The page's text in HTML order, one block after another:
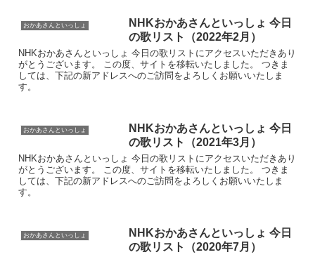
おかあさんといっしょ
NHKおかあさんといっしょ 今日
の歌リスト（2022年2月）
NHKおかあさんといっしょ 今日の歌リストにアクセスいただきあり
がとうございます。 この度、サイトを移転いたしました。 つきま
しては、下記の新アドレスへのご訪問をよろしくお願いいたしま
す。
おかあさんといっしょ
NHKおかあさんといっしょ 今日
の歌リスト（2021年3月）
NHKおかあさんといっしょ 今日の歌リストにアクセスいただきあり
がとうございます。 この度、サイトを移転いたしました。 つきま
しては、下記の新アドレスへのご訪問をよろしくお願いいたしま
す。
おかあさんといっしょ
NHKおかあさんといっしょ 今日
の歌リスト（2020年7月）